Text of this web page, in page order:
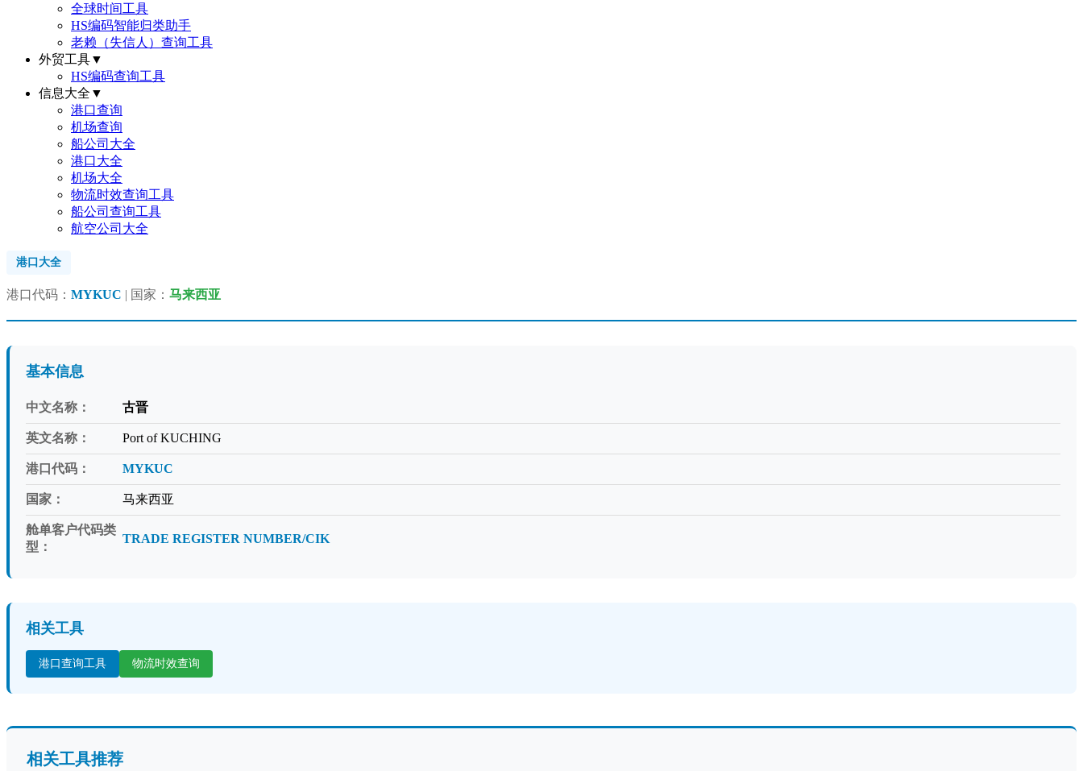
全球时间工具
HS编码智能归类助手
老赖（失信人）查询工具
外贸工具▼
HS编码查询工具
信息大全 ▼
港口查询
机场查询
船公司大全
港口大全
机场大全
物流时效查询工具
船公司查询工具
航空公司大全
港口大全
港口代码： MYKUC | 国家： 马来西亚
基本信息
中文名称： 古晋
英文名称： Port of KUCHING
港口代码： MYKUC
国家： 马来西亚
舱单客户代码类
型：
TRADE REGISTER NUMBER/CIK
相关工具
港口查询工具 物流时效查询
相关工具推荐